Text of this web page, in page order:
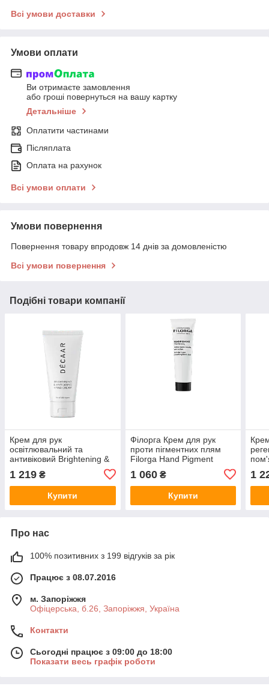
Всі умови доставки
Умови оплати
Ви отримаєте замовлення
або гроші повернуться на вашу картку
Детальніше
Оплатити частинами
Післяплата
Оплата на рахунок
Всі умови оплати
Умови повернення
Повернення товару впродовж 14 днів за домовленістю
Всі умови повернення
Подібні товари компанії
Крем для рук
освітлювальний та
антивіковий Brightening &
DÉCAAR, 50 мл
1 219 ₴
Купити
Філорга Крем для рук
проти пігментних плям
Filorga Hand Pigment
1 060₴
Купити
мл
1
Про нас
100% позитивних з 199 відгуків за рік
Працює з 08.07.2016
м. Запоріжжя
Офіцерська, б.26, Запоріжжя, Україна
Контакти
Сьогодні працює з 09:00 до 18:00
Показати весь графік роботи